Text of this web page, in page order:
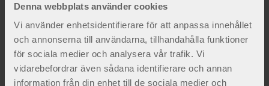
Denna webbplats använder cookies
Vi använder enhetsidentifierare för att anpassa innehållet
och annonserna till användarna, tillhandahålla funktioner
för sociala medier och analysera vår trafik. Vi
vidarebefordrar även sådana identifierare och annan
information från din enhet till de sociala medier och